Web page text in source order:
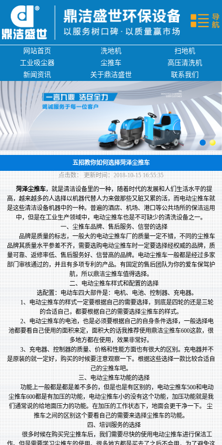
网站首页 洗地机
扫地机
工业吸尘器
尘推车
高压清洗机
新闻资讯
关于鼎洁盛世 联系我们
五招教你如何选择菏泽尘推车
点击数： 更新时间：2018-10-15 16:55:35
菏泽尘推车，就是清洁设备里的一种，随着时代的发展和人们生活水平的提
高，越来越多的人选择以机器代替人力来做那些又脏又累的活，而电动尘推车就
是这些清洁设备机器中的一种。普遍的酒店、机场、港口等公共场所的保洁运用
中，但是在工业生产领域中，电动尘推车也是不可缺少的清洗设备之一。
一、尘推车品牌、售后服务、信誉的选择
品牌是质量的标志，一般大的电动尘推车厂的质量一定不错，不同的尘推车
品牌其质量水平参差不齐，需要选购电动尘推车时一定要选择经权威的品牌，质
量可靠、返修率低、售后服务好、信誉高的品牌。电动尘推车一般都是经过多家
部门审核通过的，并且有多项专利的产品。有固定的售后团队为你的爱车保驾护
航，所以鼎洁尘推车值得选择。
二、电动尘推车样式和配置的选择
选配置：电动车四大部件是：电机、电池、控制器、充电器。
1、电动尘推车的样式一定要根据自己的需要选择，到底是四轮的还是三轮
的合适自己，都要根据自己的需要选择尘推车的样式。
2、电动尘推车的电池，也是必须要根据自己的自身条件选择，一般选择电
池都要看自己使用的面积来定，面积大的话我推荐使用鼎洁尘推车600这款，很
多地方都在使用，效果非常好。
3、充电器、控制器的质量、价格和性能方面也有很大的区别。充电器并不
是原装的就一定好，购买的时候要注意观察一下。根据这些选择一款比较合适自
己的尘推车吧。
三、电动尘推车功能的选择
功能上一般都是都是差不多的，但是也是有区别的，电动尘推车500和电动
尘推车600都是有加压的功能，电动尘推车小的没有这个功能，加压功能就是我
们通常说的给地面压力的功能。在加压的工作状态下，地面会更干净一下。 尘
推车之间的区别这个要看自己的需要来选择尘推车的功能。
四、培训服务的选择
很多时候在购买完尘推车后，我们需要尽快的使用电动尘推车进行保洁工
网站首页
洗地机
扫地机
工业吸尘器
尘推车
环卫清洗设备
关于鼎洁盛世
联系我们